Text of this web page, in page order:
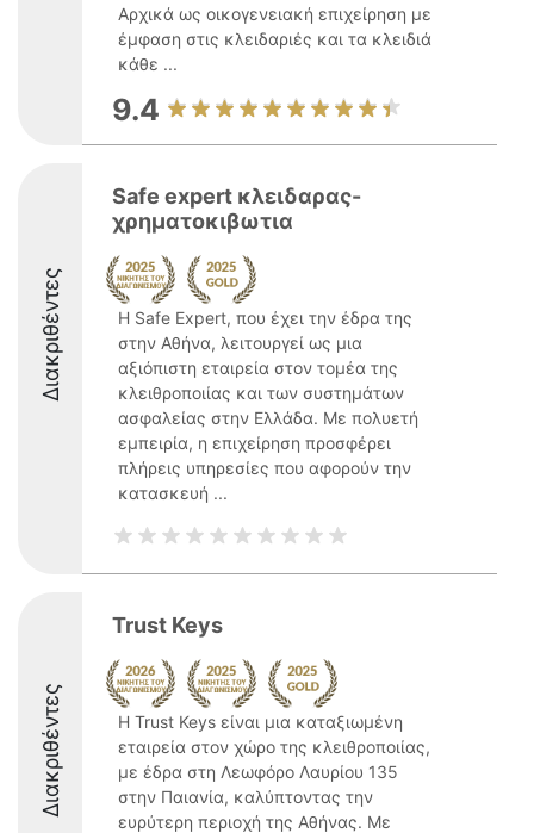
Αρχικά ως οικογενειακή επιχείρηση με
έμφαση στις κλειδαριές και τα κλειδιά
κάθε ...
9.4
Διακριθέντες
Safe expert κλειδαρας-
χρηματοκιβωτια
Η Safe Expert, που έχει την έδρα της
στην Αθήνα, λειτουργεί ως μια
αξιόπιστη εταιρεία στον τομέα της
κλειθροποιίας και των συστημάτων
ασφαλείας στην Ελλάδα. Με πολυετή
εμπειρία, η επιχείρηση προσφέρει
πλήρεις υπηρεσίες που αφορούν την
κατασκευή ...
Διακριθέντες
Trust Keys
Η Trust Keys είναι μια καταξιωμένη
εταιρεία στον χώρο της κλειθροποιίας,
με έδρα στη Λεωφόρο Λαυρίου 135
στην Παιανία, καλύπτοντας την
ευρύτερη περιοχή της Αθήνας. Με